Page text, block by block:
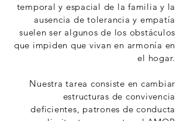
temporal y espacial de la familia y la
ausencia de tolerancia y empatía
suelen ser algunos de los obstáculos
que impiden que vivan en armonía en
el hogar.
Nuestra tarea consiste en cambiar
estructuras de convivencia
deficientes, patrones de conducta